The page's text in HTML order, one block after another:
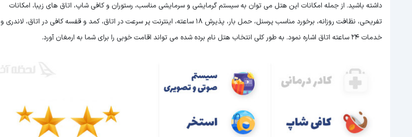
داشته باشید. از جمله امکانات این هتل می توان به سیستم گرمایشی و سرمایشی مناسب، رستوران و کافی شاپ، اتاق های زیبا، امکانات
تفریحی، نظافت روزانه، برخورد مناسب پرسنل، حمل بار، پذیرش 18 ساعته، اینترنت پر سرعت در اتاق، کمد و قفسه کافی در اتاق، لاندری و
خدمات 24 ساعته اتاق اشاره نمود. به طور کلی انتخاب هتل نام برده شده می تواند اقامت خوبی را برای شما به ارمغان آورد.